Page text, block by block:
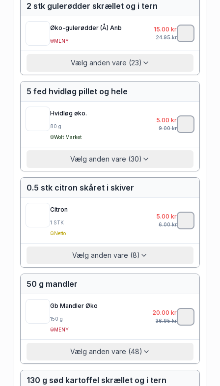
2 stk gulerødder skrællet og i tern
Øko-gulerødder (Å) Anb
MENY
15.00 kr
24.95kr
Vælg anden vare (23)
5 fed hvidløg pillet og hele
Hvidløg øko.
80 g
Wolt Market
5.00 kr
9.00kr
Vælg anden vare (30)
0.5 stk citron skåret i skiver
Citron
1 STK
Netto
5.00 kr
6.00kr
Vælg anden vare (8)
50 g mandler
Gb Mandler Øko
150 g
MENY
20.00 kr
36.95kr
Vælg anden vare (48)
130 g sød kartoffel skrællet og i tern